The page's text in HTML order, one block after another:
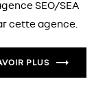
SEO/SEA
cette agence.
PLUS